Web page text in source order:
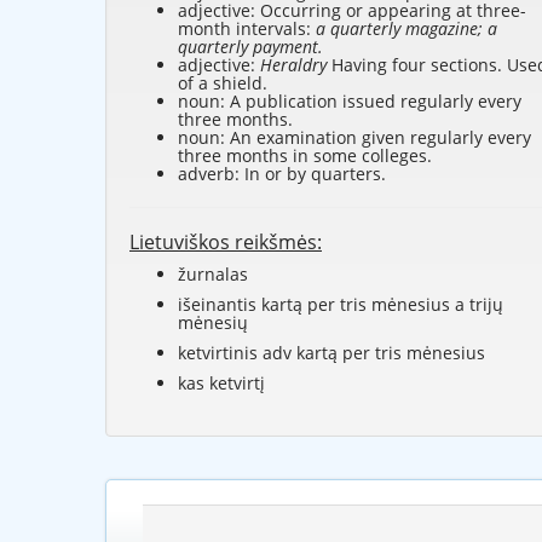
adjective: Occurring or appearing at three-
month intervals: a quarterly magazine; a
quarterly payment.
adjective: HeraldryHaving four sections.
of a shield.
noun: A publication issued regularly every
three months.
noun: An examination given regularly every
three months in some colleges.
adverb: In or by quarters.
Lietuviškos reikšmės:
žurnalas
išeinantis kartą per tris mėnesius a trijų
mėnesių
ketvirtinis adv kartą per tris mėnesius
kas ketvirtį